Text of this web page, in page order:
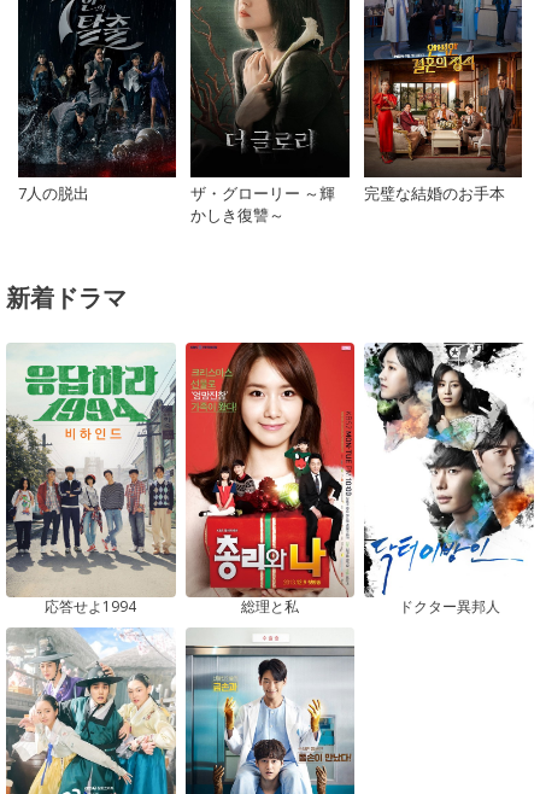
7人の脱出
ザ・グローリー ～輝
かしき復讐～
完璧な結婚のお手本
新着ドラマ
応答せよ1994 総理と私 ドクター異邦人